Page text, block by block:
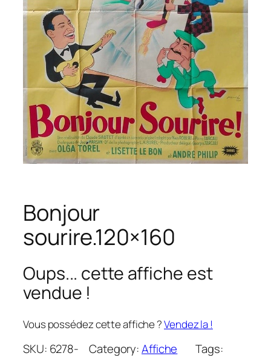
Bonjour
sourire.120×160
Oups... cette affiche est
vendue !
Vous possédez cette affiche ?Vendez la !
SKU: 6278-
Category:Affiche
Tags: